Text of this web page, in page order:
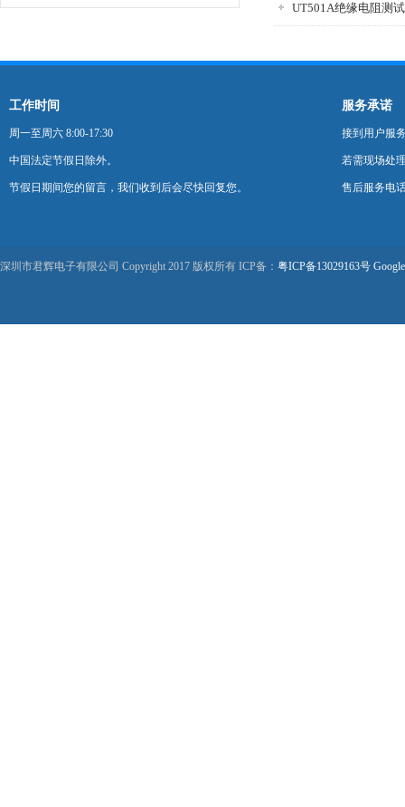
UT501A绝缘电阻测
工作时间
周一至周六 8:00-17:30
中国法定节假日除外。
节假日期间您的留言，我们收到后会尽快回复您。
服务承诺
接到用户服
若需现场处
售后服务电
深圳市君辉电子有限公司 Copyright 2017 版权所有 ICP备： 粤ICP备13029163号